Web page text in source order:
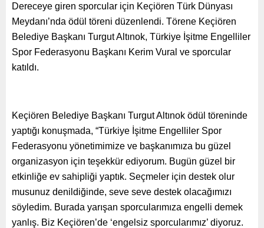
Dereceye giren sporcular için Keçiören Türk Dünyası
Meydanı’nda ödül töreni düzenlendi. Törene Keçiören
Belediye Başkanı Turgut Altınok, Türkiye İşitme Engelliler
Spor Federasyonu Başkanı Kerim Vural ve sporcular
katıldı.
Keçiören Belediye Başkanı Turgut Altınok ödül töreninde
yaptığı konuşmada, “Türkiye İşitme Engelliler Spor
Federasyonu yönetimimize ve başkanımıza bu güzel
organizasyon için teşekkür ediyorum. Bugün güzel bir
etkinliğe ev sahipliği yaptık. Seçmeler için destek olur
musunuz denildiğinde, seve seve destek olacağımızı
söyledim. Burada yarışan sporcularımıza engelli demek
yanlış. Biz Keçiören’de ‘engelsiz sporcularımız’ diyoruz.